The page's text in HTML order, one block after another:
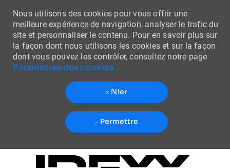
Skip to main content
Nous utilisons des cookies pour vous offrir une
meilleure expérience de navigation, analyser le trafic du
site et personnaliser le contenu. Pour en savoir plus sur
la façon dont nous utilisons les cookies et sur la façon
dont vous pouvez les contrôler, consultez notre page
Paramètres des cookies .
Nier
Permettre